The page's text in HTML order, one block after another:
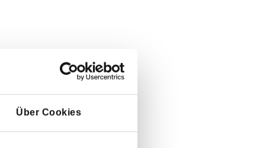
Über Cookies